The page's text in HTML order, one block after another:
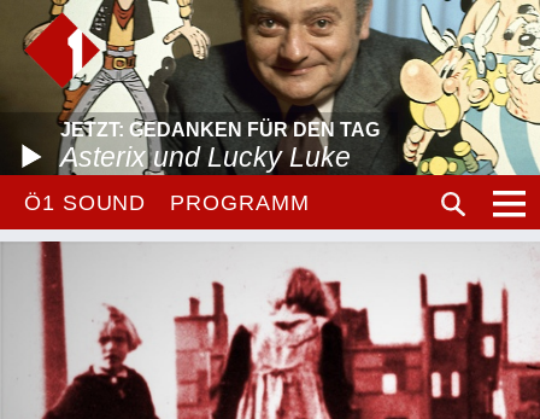
JETZT: GEDANKEN FÜR DEN TAG
Asterix und Lucky Luke
Ö1 SOUND PROGRAMM